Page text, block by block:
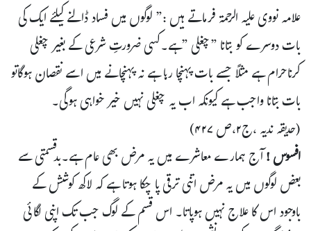
علامہ نووی علیہ الرحمۃ فرماتے ہیں :” لوگوں میں فساد ڈالنے کیلئے ایک کی
بات دوسرے کو بتانا ”چغلی ”ہے۔کسی ضرورتِ شرعی کے بغیر چغلی
کرناحرام ہے مثلاً جسے بات پہنچا رہا ہے نہ پہنچانے میں اسے نقصان ہوگاتو
بات بتانا واجب ہے کیونکہ اب یہ چغلی نہیں خیر خواہی ہوگی۔
(حدیقہ ندیہ ،ج۲،ص ۴۲۷)
افسوس !آج ہمارے معاشرے میں یہ مرض بھی عام ہے۔بدقسمتی سے
بعض لوگوں میں یہ مرض اتنی ترقی پا چکا ہوتا ہے کہ لاکھ کوشش کے
باوجود اس کا علاج نہیں ہوپاتا۔ اس قسم کے لوگ جب تک اپنی لگائی